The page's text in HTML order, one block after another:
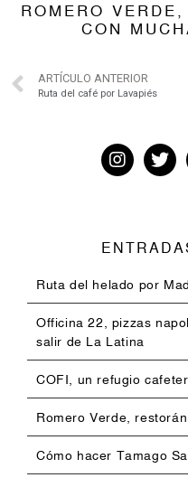
ROMERO
CON
ARTÍCULO ANTERIOR
Ruta del café por Lavapiés
Ruta del helado por
Officina 22, pizzas
salir de La Latina
COFI, un refugio
Romero Verde,
Cómo hacer Tamago